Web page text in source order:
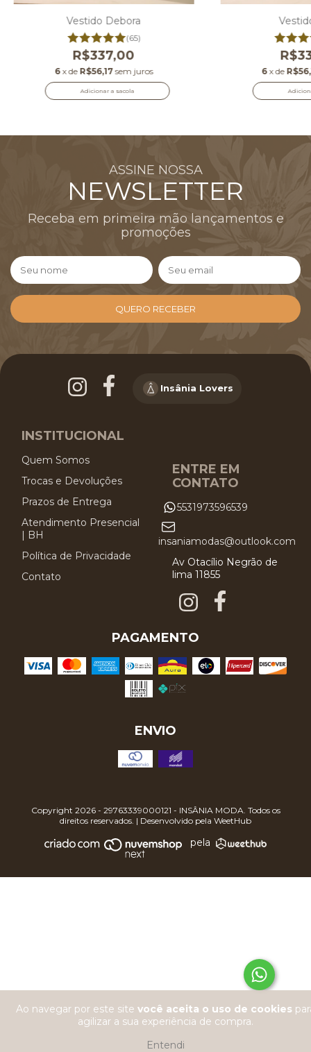
Ao navegar por este site você aceita o uso de cookies
agilizar a sua experiência de compra.
Entendi
Vestido Debora
(65)
R$337,00
6 x de R$56,17 sem juros
Adicionar a sacola
6 x de
ASSINE NOSSA
NEWSLETTER
Receba em primeira mão lançamentos e
promoções
Insânia Lovers
INSTITUCIONAL
Quem Somos
Trocas e Devoluções
Prazos de Entrega
Atendimento Presencial
| BH
Política de Privacidade
Contato
ENTRE EM
CONTATO
5531973596539
insaniamodas@outlook.com
Av Otacílio Negrão de
lima 11855
PAGAMENTO
ENVIO
Copyright 2026 - 29763339000121 - INSÂNIA MODA. Todos os
direitos reservados. | Desenvolvido pela WeetHub
pela